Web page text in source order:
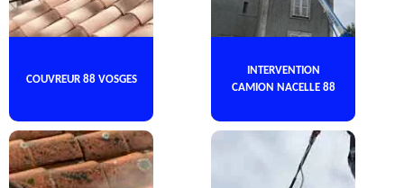
COUVREUR 88 VOSGES
INTERVENTION
CAMION NACELLE 88